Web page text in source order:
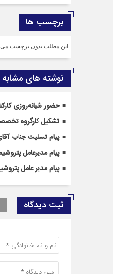
برچسب ها
این مطلب بدون برچسب می
نوشته های مشابه
حضور شبانه‌روزی
تشکیل کارگروه
پیام تسلیت جناب
پیام مدیرعامل
پیام مدیر عامل
ثبت دیدگاه